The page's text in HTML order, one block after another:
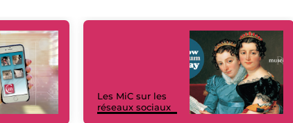
Les MiC sur les
réseaux sociaux